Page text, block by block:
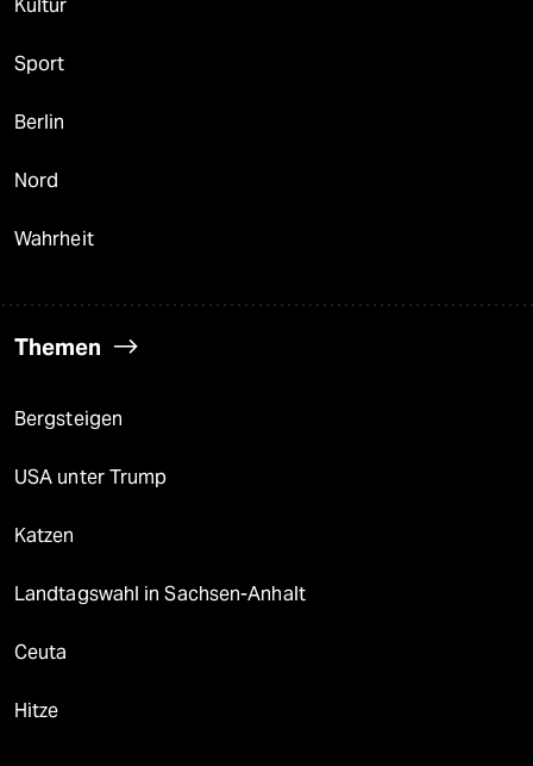
Kultur
Sport
Berlin
Nord
Wahrheit
Themen
Bergsteigen
USA unter Trump
Katzen
Landtagswahl in Sachsen-Anhalt
Ceuta
Hitze